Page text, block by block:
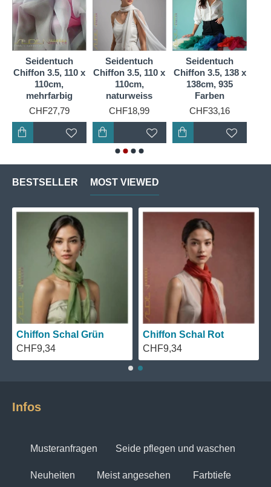
Haptik und feiner Polsterung eignet sich für feinste
und leichte Nuno-Filzprodukte. Wir bieten Premium
Ponge 05 in einer Breite von 90 cm und als
Seidentuch/Schal in vielen verschiedenen Formen
an, sowohl in Weiß als auch in einer riesigen
Farbauswahl.
Seidentuch
Chiffon 3.5, 110 x
110cm,
mehrfarbig
CHF27,79
Seidentuch
Chiffon 3.5, 110 x
110cm,
naturweiss
CHF18,99
Seidentuch
Chiffon 3.5, 138 x
138cm, 935
Farben
CHF33,16
BESTSELLER MOST VIEWED
Chiffon Schal Grün
CHF9,34
Chiffon Schal Rot
CHF9,34
Infos
Musteranfragen Seide pflegen und waschen
Neuheiten Meist angesehen Farbtiefe